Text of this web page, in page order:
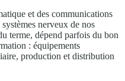
et des communications
nerveux de nos
terme, dépend parfois du bon
: équipements
production et distribution